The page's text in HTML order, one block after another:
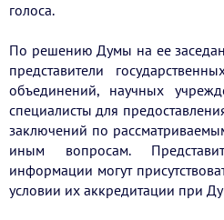
голоса.
По решению Думы на ее
представители
объединений, научных
специалисты для
заключений по
иным вопросам.
информации могут
условии их аккредитации при